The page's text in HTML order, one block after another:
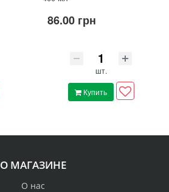
86.00 грн
шт.
Купить
О МАГАЗИНЕ
О нас